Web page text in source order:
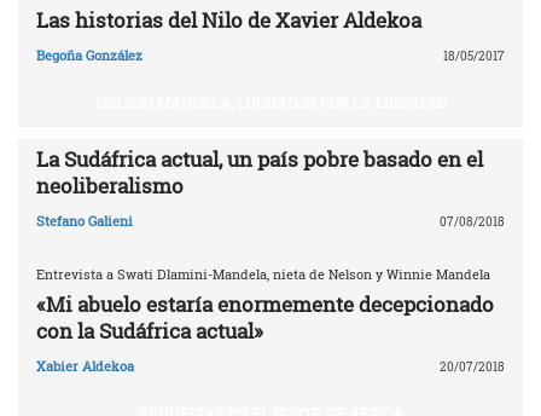
Las historias del Nilo de Xavier Aldekoa
Begoña González 18/05/2017
La Sudáfrica actual, un país pobre basado en el
neoliberalismo
Stefano Galieni 07/08/2018
Entrevista a Swati Dlamini-Mandela, nieta de Nelson y Winnie Mandela
«Mi abuelo estaría enormemente decepcionado
con la Sudáfrica actual»
Xabier Aldekoa 20/07/2018